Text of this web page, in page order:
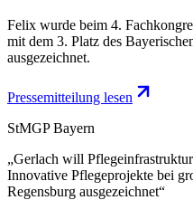
Felix wurde beim 4.
mit dem 3. Platz des
ausgezeichnet.
Pressemitteilung lesen
StMGP Bayern
„Gerlach will
Innovative Pflegeprojekte bei
Regensburg ausgezeichnet“